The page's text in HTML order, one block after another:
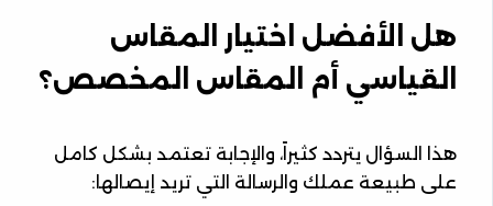
هل الأفضل اختيار المقاس
القياسي أم المقاس المخصص؟
هذا السؤال يتردد كثيراً، والإجابة تعتمد بشكل كامل
على طبيعة عملك والرسالة التي تريد إيصالها: